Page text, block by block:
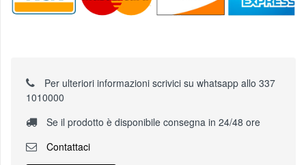
Per ulteriori informazioni scrivici su whatsapp allo 337
1010000
Se il prodotto è disponibile consegna in 24/48 ore
Contattaci